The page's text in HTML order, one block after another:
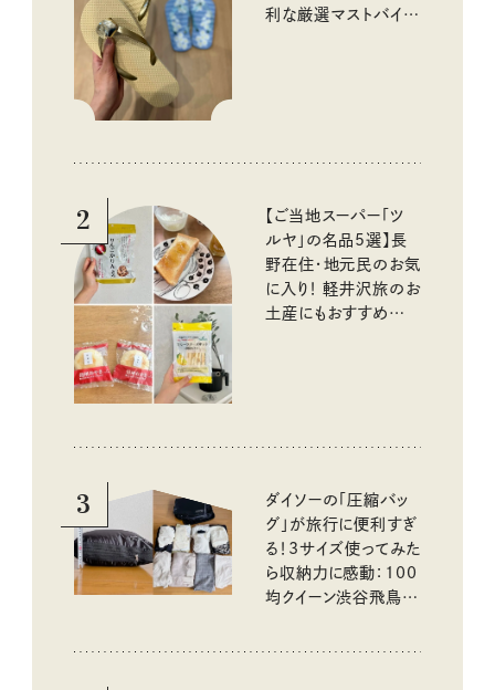
利な厳選マストバイア
2
【ご当地スーパー「ツ
ルヤ」の名品5選】長
野在住・地元民のお気
に入り！ 軽井沢旅のお
土産にもおすすめのお
3
ダイソーの「圧縮バッ
グ」が旅行に便利すぎ
る！3サイズ使ってみた
ら収納力に感動：100
均クイーン渋谷飛鳥の